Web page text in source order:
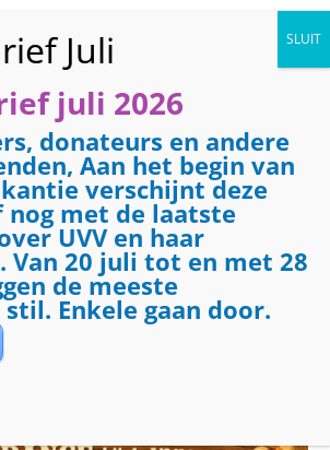
voorbij.
voor
-
juli 2026
donateurs en andere
Aan het begin van
verschijnt deze
met de laatste
UVV en haar
20 juli tot en met 28
de meeste
Enkele gaan door.